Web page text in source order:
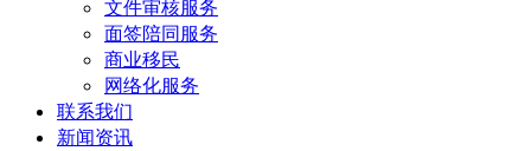
文件审核服务
面签陪同服务
商业移民
网络化服务
联系我们
新闻资讯